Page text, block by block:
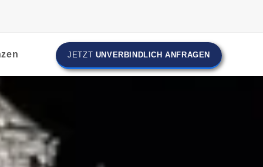
JETZT UNVERBINDLICH ANFRAGEN